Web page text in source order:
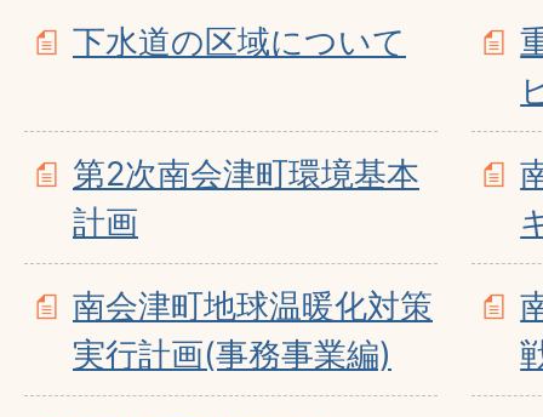
下水道の区域について
第2次南会津町環境基本
計画
南会津町地球温暖化対策
実行計画(事務事業編)